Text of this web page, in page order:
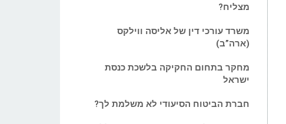
חברת הביטוח מנסה איתך את שיטת
משרד עורכי דין של אליסה ווילקס
מחקר בתחום החקיקה בלשכת כנסת